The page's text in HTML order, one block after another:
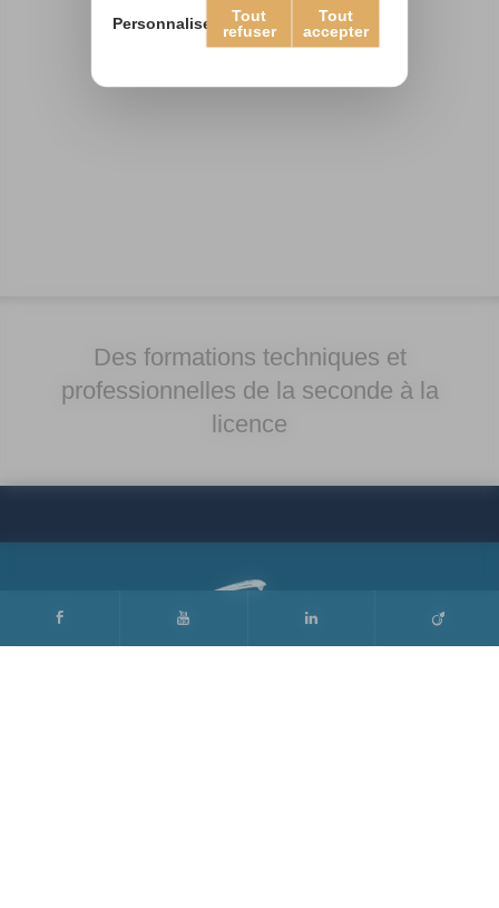
Des formations techniques et
professionnelles de la seconde à la
licence
Tout
accepter
Tout
refuser
Personnaliser